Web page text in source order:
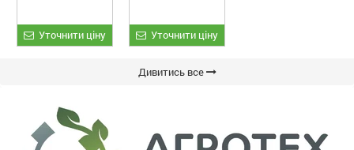
Уточнити ціну Уточнити ціну
Дивитись все